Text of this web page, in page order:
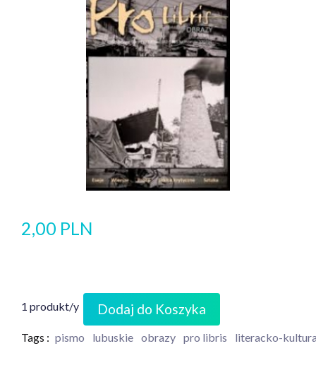
2,00 PLN
1 produkt/y Dodaj do Koszyka
Tags : pismo lubuskie obrazy pro libris literacko-